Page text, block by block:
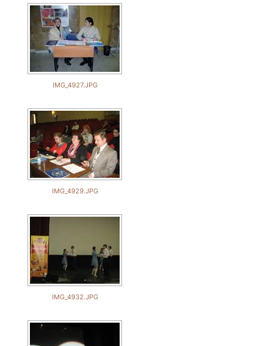
IMG_4927.JPG
IMG_4929.JPG
IMG_4932.JPG